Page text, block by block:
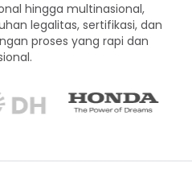
hingga multinasional,
legalitas, sertifikasi, dan
proses yang rapi dan